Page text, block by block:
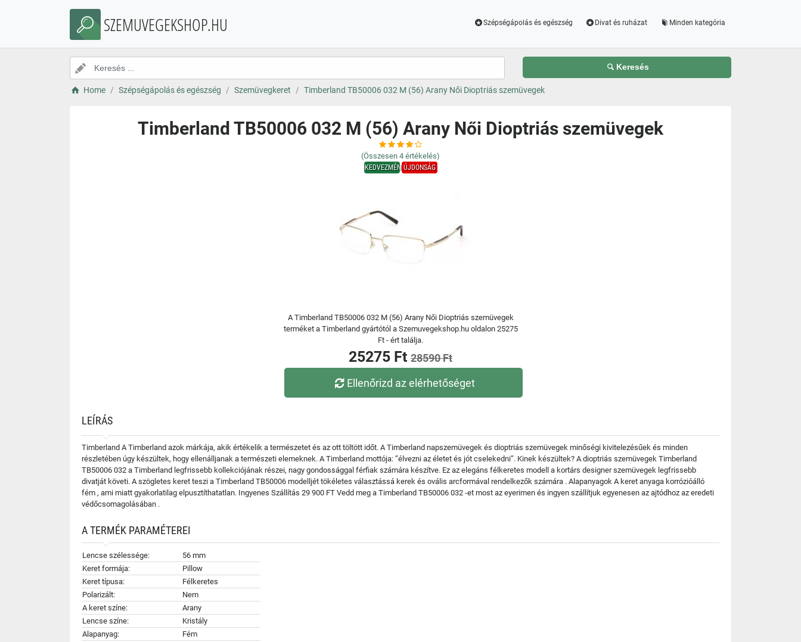
SZEMUVEGEKSHOP.HU Szépségápolás és egészség Divat és ruházat Minden kategória
Keresés
Home Szépségápolás és egészség Szemüvegkeret Timberland TB50006 032 M (56) Arany Női Dioptriás szemüvegek
Timberland TB50006 032 M (56) Arany Női Dioptriás szemüvegek
(Összesen 4 értékelés)
KEDVEZMÉNYÚJDONSÁG
A Timberland TB50006 032 M (56) Arany Női Dioptriás szemüvegek
terméket a Timberland gyártótól a Szemuvegekshop.hu oldalon 25275
Ft - ért találja.
25275 Ft 28590 Ft
Ellenőrizd az elérhetőséget
LEÍRÁS
Timberland A Timberland azok márkája, akik értékelik a természetet és az ott töltött időt. A Timberland napszemüvegek és dioptriás szemüvegek minőségi kivitelezésűek és minden
részletében úgy készültek, hogy ellenálljanak a természeti elemeknek. A Timberland mottója: ”élvezni az életet és jót cselekedni”. Kinek készültek? A dioptriás szemüvegek Timberland
TB50006 032 a Timberland legfrissebb kollekciójának részei, nagy gondossággal férfiak számára készítve. Ez az elegáns félkeretes modell a kortárs designer szemüvegek legfrissebb
divatját követi. A szögletes keret teszi a Timberland TB50006 modelljét tökéletes választássá kerek és ovális arcformával rendelkezők számára . Alapanyagok A keret anyaga korrózióálló
fém , ami miatt gyakorlatilag elpusztíthatatlan. Ingyenes Szállítás 29 900 FT Vedd meg a Timberland TB50006 032 -et most az eyerimen és ingyen szállítjuk egyenesen az ajtódhoz az eredeti
védőcsomagolásában .
A TERMÉK PARAMÉTEREI
Lencse szélessége:
56 mm
Keret formája:
Pillow
Keret típusa:
Félkeretes
Polarizált:
Nem
A keret színe:
Arany
Lencse színe:
Kristály
Alapanyag:
Fém